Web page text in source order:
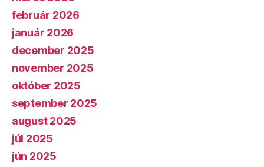
február 2026
január 2026
december 2025
november 2025
október 2025
september 2025
august 2025
júl 2025
jún 2025